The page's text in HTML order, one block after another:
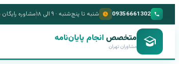
09356661302 شنبه تا پنج‌شنبه · ۹ الی ۱۸ مشاوره رایگان
متخصص انجام پایان‌نامه
مشاوران تهران